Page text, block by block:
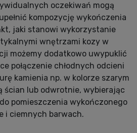
oczekiwań mogą
kompozycję wykończenia
jaki stanowi wykorzystanie
wnętrzami kozy w
możemy dodatkowo uwypuklić
połączenie chłodnych odcieni
kamienia np. w kolorze szarym
ścian lub odwrotnie, wybierając
pomieszczenia wykończonego
i ciemnych barwach.